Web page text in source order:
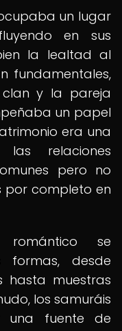
un lugar
en sus
la lealtad al
fundamentales,
y la pareja
un papel
era una
las relaciones
pero no
por completo en
se
formas, desde
hasta muestras
los samuráis
una fuente de